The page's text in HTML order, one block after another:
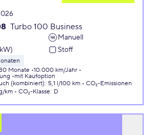
Turbo 100 Business
Manuell
Stoff
Monate 10.000 km/Jahr
mit Kaufoption
(kombiniert): 5,1 l/100 km
CO₂-Emissionen
km CO₂-Klasse: D